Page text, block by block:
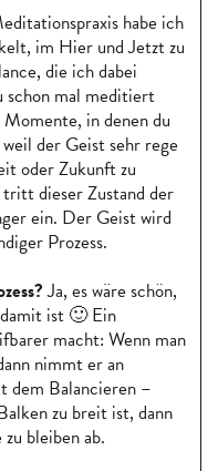
habe ich
im Hier und Jetzt zu
die ich dabei
schon mal meditiert
in denen du
der Geist sehr rege
oder Zukunft zu
dieser Zustand der
ein. Der Geist wird
Prozess.
Ja, es wäre schön,
ist 🙂 Ein
macht: Wenn man
nimmt er an
dem Balancieren –
zu breit ist, dann
bleiben ab.